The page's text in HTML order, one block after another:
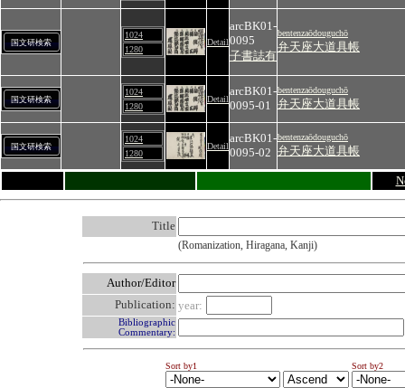
国文研検索
1024
1280
Detail
arcBK01-
0095
子書誌有
bentenzaōdouguchō
弁天座大道具帳
国文研検索
1024
1280
Detail
arcBK01-
0095-01
bentenzaōdouguchō
弁天座大道具帳
国文研検索
1024
1280
Detail
arcBK01-
0095-02
bentenzaōdouguchō
弁天座大道具帳
Title
(Romanization, Hiragana, Kanji)
Author/Editor
Publication: year:
Bibliographic
Commentary:
Sort by1 Sort by2